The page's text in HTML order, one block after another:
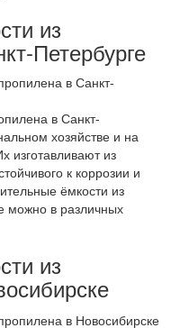
из
Петербурге
в Санкт-
хозяйстве и на
изготавливают из
к коррозии и
ёмкости из
можно в различных
из